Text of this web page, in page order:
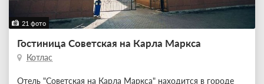
21 фото
Гостиница Советская на Карла Маркса
Котлас
Отель "Советская на Карла Маркса" находится в городе